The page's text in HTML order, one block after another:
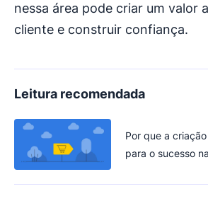
nessa área pode criar um valor
cliente e construir confiança.
Leitura recomendada
Por que a
para o sucesso